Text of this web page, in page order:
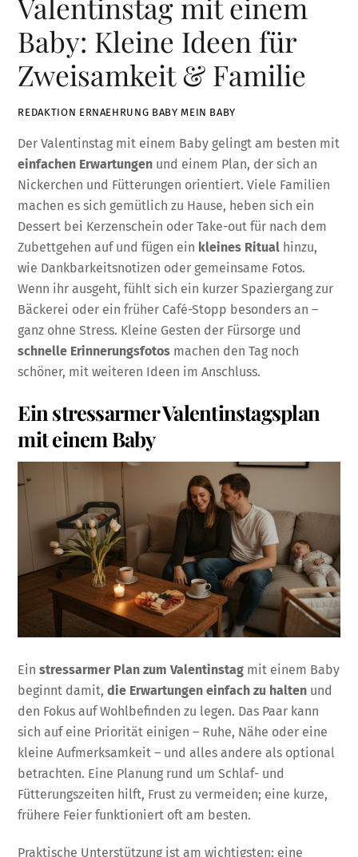
Valentinstag mit einem
Baby: Kleine Ideen für
Zweisamkeit & Familie
REDAKTION ERNAEHRUNG BABY MEIN BABY
Der Valentinstag mit einem Baby gelingt am besten mit
einfachen Erwartungen und einem Plan, der sich an
Nickerchen und Fütterungen orientiert. Viele Familien
machen es sich gemütlich zu Hause, heben sich ein
Dessert bei Kerzenschein oder Take-out für nach dem
Zubettgehen auf und fügen ein kleines Ritual hinzu,
wie Dankbarkeitsnotizen oder gemeinsame Fotos.
Wenn ihr ausgeht, fühlt sich ein kurzer Spaziergang zur
Bäckerei oder ein früher Café-Stopp besonders an –
ganz ohne Stress. Kleine Gesten der Fürsorge und
schnelle Erinnerungsfotos machen den Tag noch
schöner, mit weiteren Ideen im Anschluss.
Ein stressarmer Valentinstagsplan
mit einem Baby
Einstressarmer Plan zum Valentinstag mit einem Baby
beginnt damit,die Erwartungen einfach zu halten und
den Fokus auf Wohlbefinden zu legen. Das Paar kann
sich auf eine Priorität einigen – Ruhe, Nähe oder eine
kleine Aufmerksamkeit – und alles andere als optional
betrachten. Eine Planung rund um Schlaf- und
Fütterungszeiten hilft, Frust zu vermeiden; eine kurze,
frühere Feier funktioniert oft am besten.
Praktische Unterstützung ist am wichtigsten: eine